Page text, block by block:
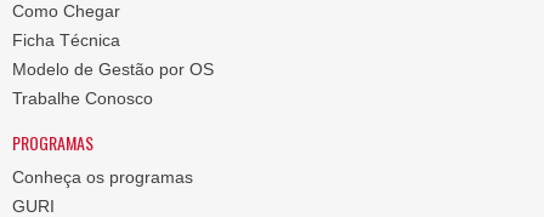
Como Chegar
Ficha Técnica
Modelo de Gestão por OS
Trabalhe Conosco
PROGRAMAS
Conheça os programas
GURI